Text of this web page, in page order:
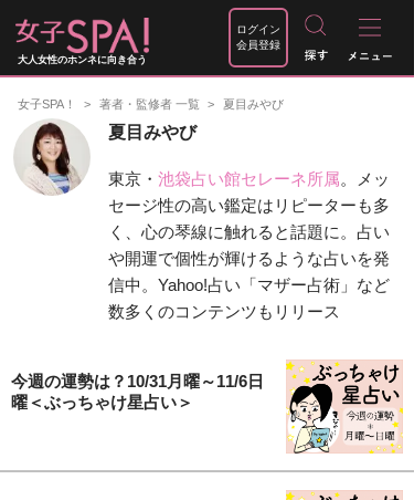
大人女性のホンネに向き合う
ログイン
会員登録
女子SPA！ 著者・監修者 一覧 夏目みやび
夏目みやび
東京・ 池袋占い館セレーネ所属。メッ
セージ性の高い鑑定はリピーターも多
く、心の琴線に触れると話題に。占い
や開運で個性が輝けるような占いを発
信中。Yahoo!占い「マザー占術」など
数多くのコンテンツもリリース
今週の運勢は？10/31月曜～11/6日
曜＜ぶっちゃけ星占い＞